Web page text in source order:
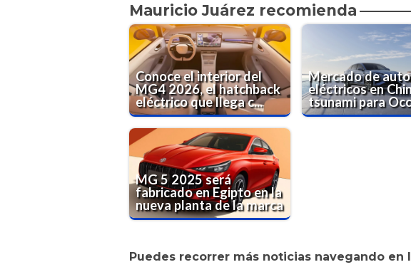
Mauricio Juárez recomienda
Conoce el interior del
MG4 2026, el hatchback
eléctrico que llega c...
Mercado de
eléctricos en
tsunami para
MG 5 2025 será
fabricado en Egipto en la
nueva planta de la marca
Puedes recorrer más noticias navegando en